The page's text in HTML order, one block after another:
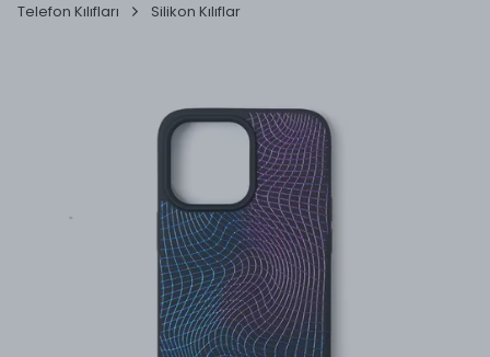
Telefon Kılıfları Silikon Kılıflar